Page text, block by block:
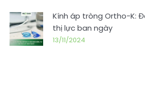
Kính áp tròng Ortho-K:
thị lực ban ngày
13/11/2024